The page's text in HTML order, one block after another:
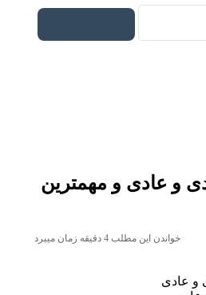
و عادی و مهمترین
خواندن این مطلب 4 دقیقه زمان میبرد